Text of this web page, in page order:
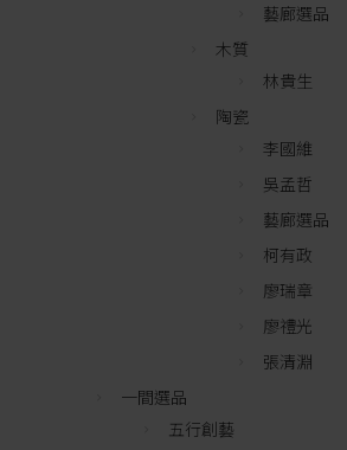
藝廊選品
木質
林貴生
陶瓷
李國維
吳孟哲
藝廊選品
柯有政
廖瑞章
廖禮光
張清淵
一間選品
五行創藝